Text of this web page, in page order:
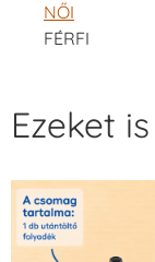
NŐI
FÉRFI
Ezeket